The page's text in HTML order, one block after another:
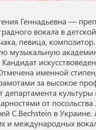
Геннадьевна —
вокала в
певица,
музыкальную
именной
за высокое
департамента
от
C.Bechstein в Украине.
и международных